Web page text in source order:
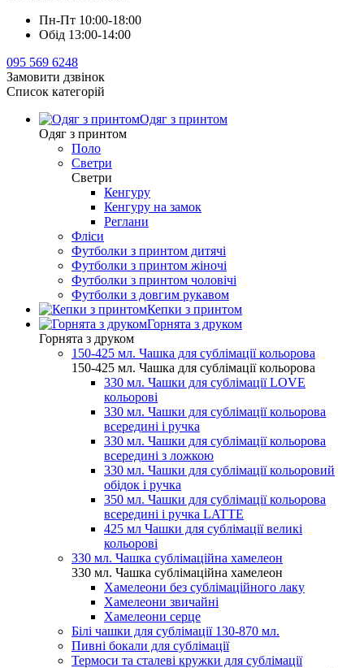
Пн-Пт 10:00-18:00
Обід 13:00-14:00
095 569 6248
Замовити дзвінок
Список категорій
Одяг з принтом
Одяг з принтом
Поло
Светри
Светри
Кенгуру
Кенгуру на замок
Реглани
Фліси
Футболки з принтом дитячі
Футболки з принтом жіночі
Футболки з принтом чоловічі
Футболки з довгим рукавом
Кепки з принтом
Горнята з друком
Горнята з друком
150-425 мл. Чашка для сублімації кольорова
150-425 мл. Чашка для сублімації кольорова
330 мл. Чашки для сублімації LOVE
кольорові
330 мл. Чашки для сублімації кольорова
всередині і ручка
330 мл. Чашки для сублімації кольорова
всередині з ложкою
330 мл. Чашки для сублімації кольоровий
обідок і ручка
350 мл. Чашки для сублімації кольорова
всередині і ручка LATTE
425 мл Чашки для сублімації великі
кольорові
330 мл. Чашка сублімаційна хамелеон
330 мл. Чашка сублімаційна хамелеон
Хамелеони без сублімаційного лаку
Хамелеони звичайні
Хамелеони серце
Білі чашки для сублімації 130-870 мл.
Пивні бокали для сублімації
Термоси та сталеві кружки для сублімації